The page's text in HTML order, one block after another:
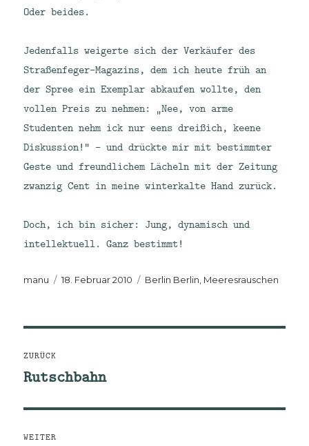
Oder beides.
Jedenfalls weigerte sich der Verkäufer des
Straßenfeger-Magazins, dem ich heute früh an
der Spree ein Exemplar abkaufen wollte, den
vollen Preis zu nehmen: „Nee, von arme
Studenten nehm ick nur eens dreißich, keene
Diskussion!“ – und drückte mir mit bestimmter
Geste und freundlichem Lächeln mit der Zeitung
zwanzig Cent in meine winterkalte Hand zurück.
Doch, ich bin sicher: Jung, dynamisch und
intellektuell. Ganz bestimmt!
Autor
manu
Veröffentlicht
18. Februar 2010 Kategorien
Berlin Berlin Meeresrauschen
ZURÜCK
Vorheriger
Rutschbahn
WEITER